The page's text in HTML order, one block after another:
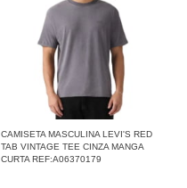
CAMISETA MASCULINA LEVI'S RED
TAB VINTAGE TEE CINZA MANGA
CURTA REF:A06370179